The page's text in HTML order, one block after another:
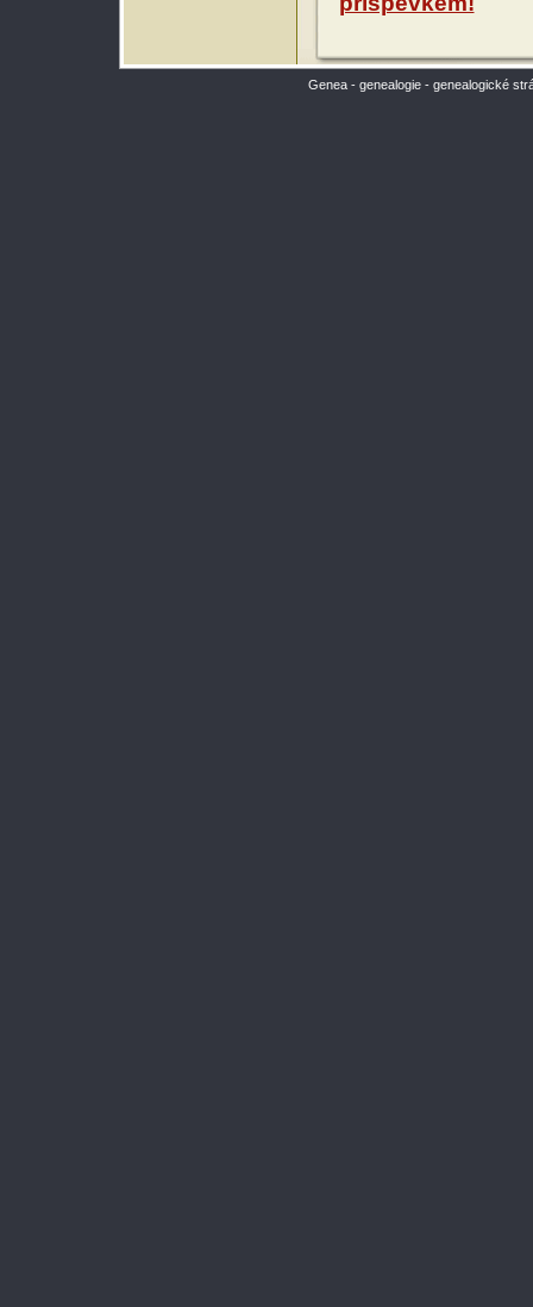
Genea - genealogie - genealogické